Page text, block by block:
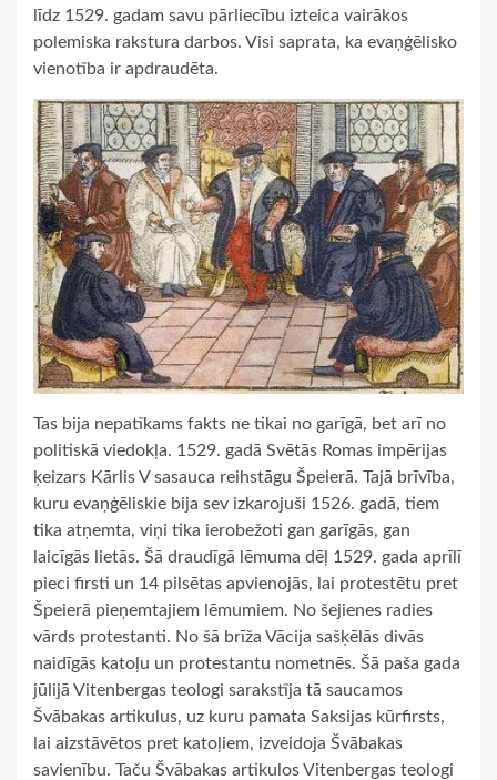
līdz 1529. gadam savu pārliecību izteica vairākos
polemiska rakstura darbos. Visi saprata, ka evaņģēlisko
vienotība ir apdraudēta.
Tas bija nepatīkams fakts ne tikai no garīgā, bet arī no
politiskā viedokļa. 1529. gadā Svētās Romas impērijas
ķeizars Kārlis V sasauca reihstāgu Špeierā. Tajā brīvība,
kuru evaņģēliskie bija sev izkarojuši 1526. gadā, tiem
tika atņemta, viņi tika ierobežoti gan garīgās, gan
laicīgās lietās. Šā draudīgā lēmuma dēļ 1529. gada aprīlī
pieci firsti un 14 pilsētas apvienojās, lai protestētu pret
Špeierā pieņemtajiem lēmumiem. No šejienes radies
vārds protestanti. No šā brīža Vācija sašķēlās divās
naidīgās katoļu un protestantu nometnēs. Šā paša gada
jūlijā Vitenbergas teologi sarakstīja tā saucamos
Švābakas artikulus, uz kuru pamata Saksijas kūrfirsts,
lai aizstāvētos pret katoļiem, izveidoja Švābakas
savienību. Taču Švābakas artikulos Vitenbergas teologi